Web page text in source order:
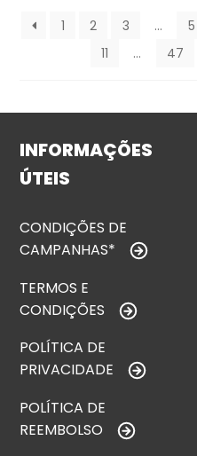
1 2 3 … 5
11
… 47
INFORMAÇÕES
ÚTEIS
CONDIÇÕES DE
CAMPANHAS*
TERMOS E
CONDIÇÕES
POLÍTICA DE
PRIVACIDADE
POLÍTICA DE
REEMBOLSO